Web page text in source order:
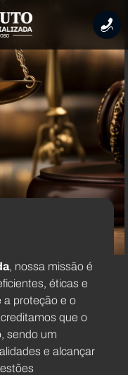
, nossa missão é
éticas e
a proteção e o
que o
sendo um
e alcançar